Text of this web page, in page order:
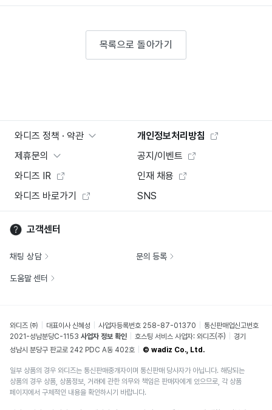
목록으로 돌아가기
와디즈 정책 · 약관
개인정보처리방침
제휴문의
공지/이벤트
와디즈 IR
인재 채용
와디즈 바로가기
SNS
고객센터
채팅 상담 문의 등록
도움말 센터
와디즈 ㈜ 대표이사 신혜성 사업자등록번호 258-87-01370
통신판매업신고번호
2021-성남분당C-1153 사업자 정보 확인 호스팅 서비스 사업자: 와디즈(주)
경기
성남시 분당구 판교로 242 PDC A동 402호
© wadiz Co., Ltd.
일부 상품의 경우 와디즈는 통신판매중개자이며 통신판매 당사자가 아닙니다. 해당되는
상품의 경우 상품, 상품정보, 거래에 관한 의무와 책임은 판매자에게 있으므로, 각 상품
페이지에서 구체적인 내용을 확인하시기 바랍니다.